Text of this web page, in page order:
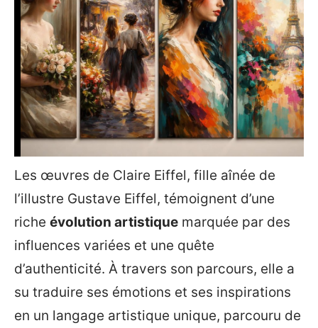
Les œuvres de Claire Eiffel, fille aînée de
l’illustre Gustave Eiffel, témoignent d’une
riche évolution artistique marquée par des
influences variées et une quête
d’authenticité. À travers son parcours, elle a
su traduire ses émotions et ses inspirations
en un langage artistique unique, parcouru de